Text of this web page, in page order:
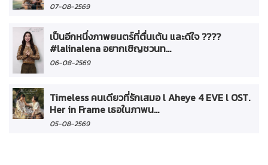
07-08-2569
เป็นอีกหนึ่งภาพยนตร์ที่ตื่นเต้น และดีใจ ????
#lalinalena อยากเชิญชวนท...
06-08-2569
Timeless คนเดียวที่รักเสมอ l Aheye 4 EVE l OST.
Her in Frame เธอในภาพน...
05-08-2569